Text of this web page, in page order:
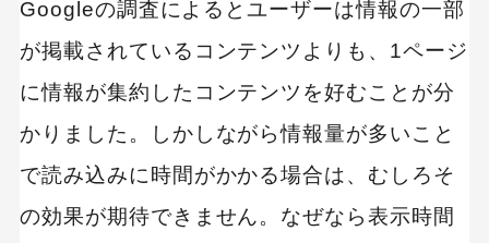
Googleの調査によるとユーザーは情報の一部
が掲載されているコンテンツよりも、1ページ
に情報が集約したコンテンツを好むことが分
かりました。しかしながら情報量が多いこと
で読み込みに時間がかかる場合は、むしろそ
の効果が期待できません。なぜなら表示時間